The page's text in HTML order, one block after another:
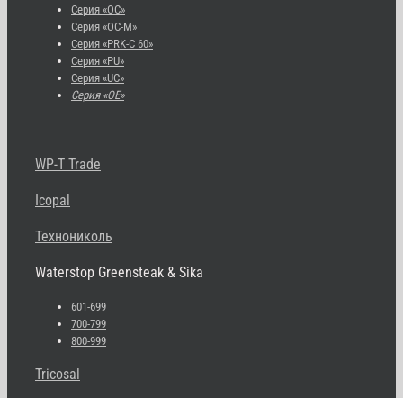
Серия «OC»
Серия «OC-M»
Серия «PRK-C 60»
Серия «PU»
Серия «UC»
Серия «OE»
WP-T Trade
Icopal
Технониколь
Waterstop Greensteak & Sika
601-699
700-799
800-999
Tricosal